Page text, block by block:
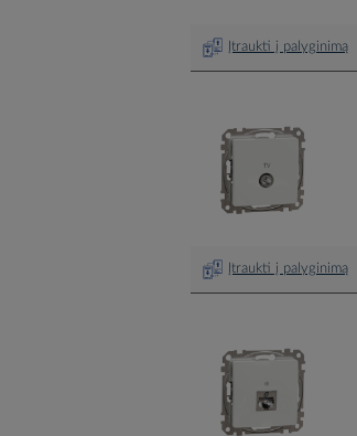
Įtraukti į palyginimą
Įtraukti į palyginimą